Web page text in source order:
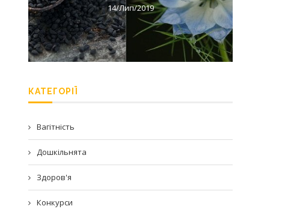
14/Лип/2019
КАТЕГОРІЇ
Вагітність
Дошкільнята
Здоров'я
Конкурси